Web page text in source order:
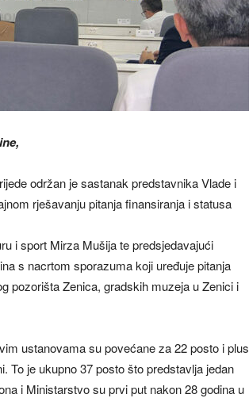
održan je sastanak predstavnika Vlade i
rješavanju pitanja finansiranja i statusa
i sport Mirza Mušija te predsjedavajući
s nacrtom sporazuma koji uređuje pitanja
pozorišta Zenica, gradskih muzeja u Zenici i
ustanovama su povećane za 22 posto i plus
To je ukupno 37 posto što predstavlja jedan
i Ministarstvo su prvi put nakon 28 godina u